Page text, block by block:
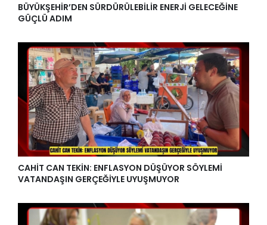
BÜYÜKŞEHİR’DEN SÜRDÜRÜLEBİLİR ENERJİ GELECEĞİNE
GÜÇLÜ ADIM
CAHİT CAN TEKİN: ENFLASYON DÜŞÜYOR SÖYLEMİ
VATANDAŞIN GERÇEĞİYLE UYUŞMUYOR